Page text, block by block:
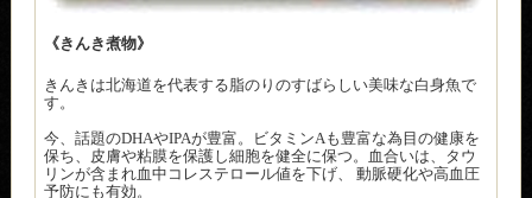
《きんき煮物》
きんきは北海道を代表する脂のりのすばらしい美味な白身魚で
す。
今、話題のDHAやIPAが豊富。ビタミンAも豊富な為目の健康を
保ち、皮膚や粘膜を保護し細胞を健全に保つ。血合いは、タウ
リンが含まれ血中コレステロール値を下げ、 動脈硬化や高血圧
予防にも有効。